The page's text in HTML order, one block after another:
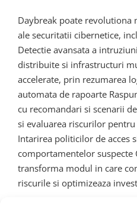
Daybreak poate
ale securitatii cibernetice,
Detectie avansata a
distribuite si infrastructuri
accelerate, prin rezumarea
automata de rapoarte
cu recomandari si scenarii
si evaluarea riscurilor
Intarirea politicilor de acces
comportamentelor suspecte
transforma modul in care
riscurile si optimizeaza